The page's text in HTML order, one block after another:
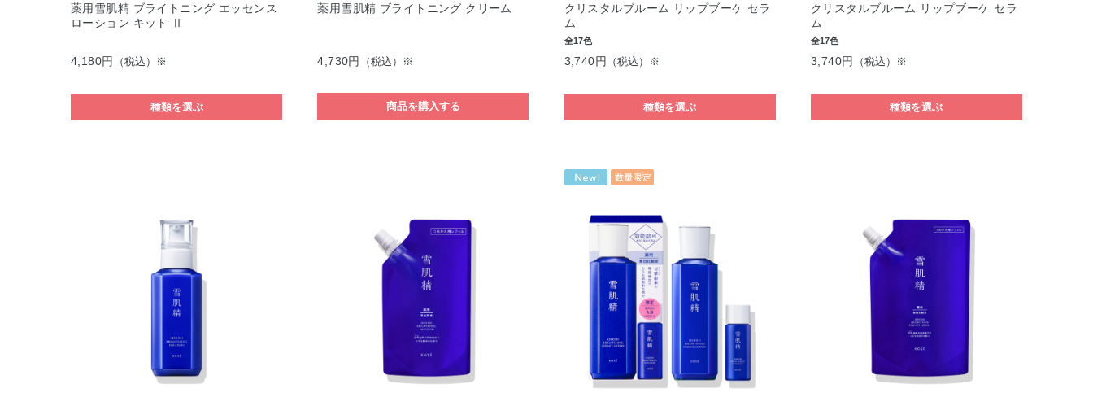
薬用雪肌精 ブライトニング エッセンス
ローション キット Ⅱ
4,180円 （税込）※
種類を選ぶ
薬用雪肌精 ブライトニング クリーム
4,730円 （税込）※
商品を購入する
クリスタルブルーム リップブーケ セラ
ム
全17色
3,740円 （税込）※
種類を選ぶ
クリスタルブルーム リップブーケ セラ
ム
全17色
3,740円 （税込）※
種類を選ぶ